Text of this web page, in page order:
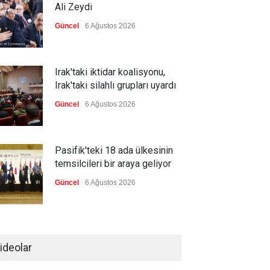
Ali Zeydi
Güncel 6 Ağustos 2026
Irak'taki iktidar koalisyonu,
Irak'taki silahlı grupları uyardı
Güncel 6 Ağustos 2026
Pasifik'teki 18 ada ülkesinin
temsilcileri bir araya geliyor
Güncel 6 Ağustos 2026